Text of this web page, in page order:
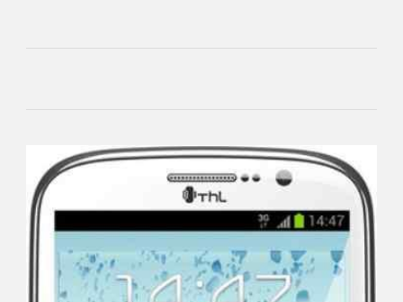
Haier
Highscreen